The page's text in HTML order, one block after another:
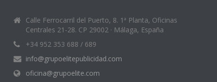
Calle Ferrocarril del Puerto, 8. 1ª Planta, Oficinas
Centrales 21-28. CP 29002 · Málaga, España
+34 952 353 688 / 689
info@grupoelitepublicidad.com
oficina@grupoelite.com